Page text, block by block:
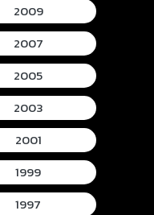
2009
2007
2005
2003
2001
1999
1997